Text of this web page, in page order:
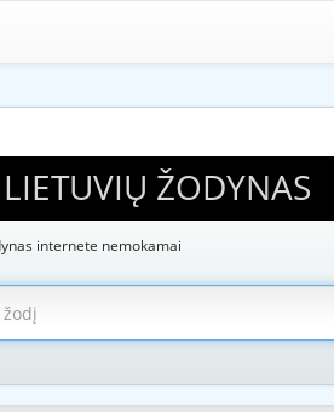
ŽODYNAS
internete nemokamai